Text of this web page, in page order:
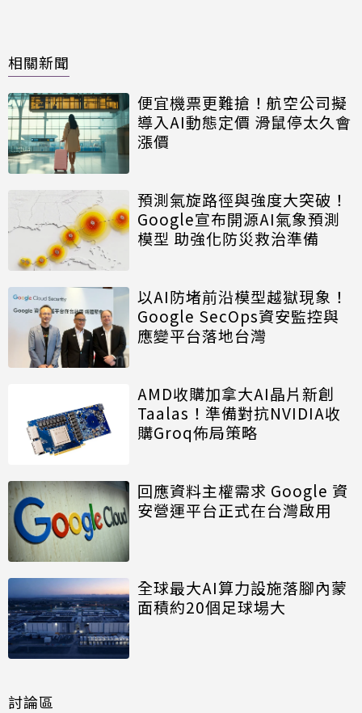
相關新聞
便宜機票更難搶！航空公司擬
導入AI動態定價 滑鼠停太久會
漲價
預測氣旋路徑與強度大突破！
Google宣布開源AI氣象預測
模型 助強化防災救治準備
以AI防堵前沿模型越獄現象！
Google SecOps資安監控與
應變平台落地台灣
AMD收購加拿大AI晶片新創
Taalas！準備對抗NVIDIA收
購Groq佈局策略
回應資料主權需求 Google 資
安營運平台正式在台灣啟用
全球最大AI算力設施落腳內蒙
面積約20個足球場大
討論區